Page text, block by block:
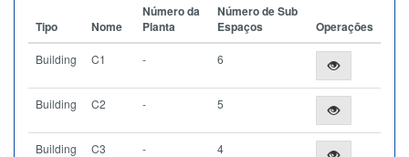
Tipo Nome
Número da
Planta
Número de Sub
Espaços
Operações
Building C1 - 6
Building C2 - 5
Building C3 - 4